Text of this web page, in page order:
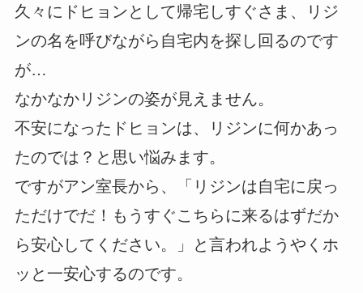
久々にドヒョンとして帰宅しすぐさま、リジ
ンの名を呼びながら自宅内を探し回るのです
が…
なかなかリジンの姿が見えません。
不安になったドヒョンは、リジンに何かあっ
たのでは？と思い悩みます。
ですがアン室長から、「リジンは自宅に戻っ
ただけでだ！もうすぐこちらに来るはずだか
ら安心してください。」と言われようやくホ
ッと一安心するのです。